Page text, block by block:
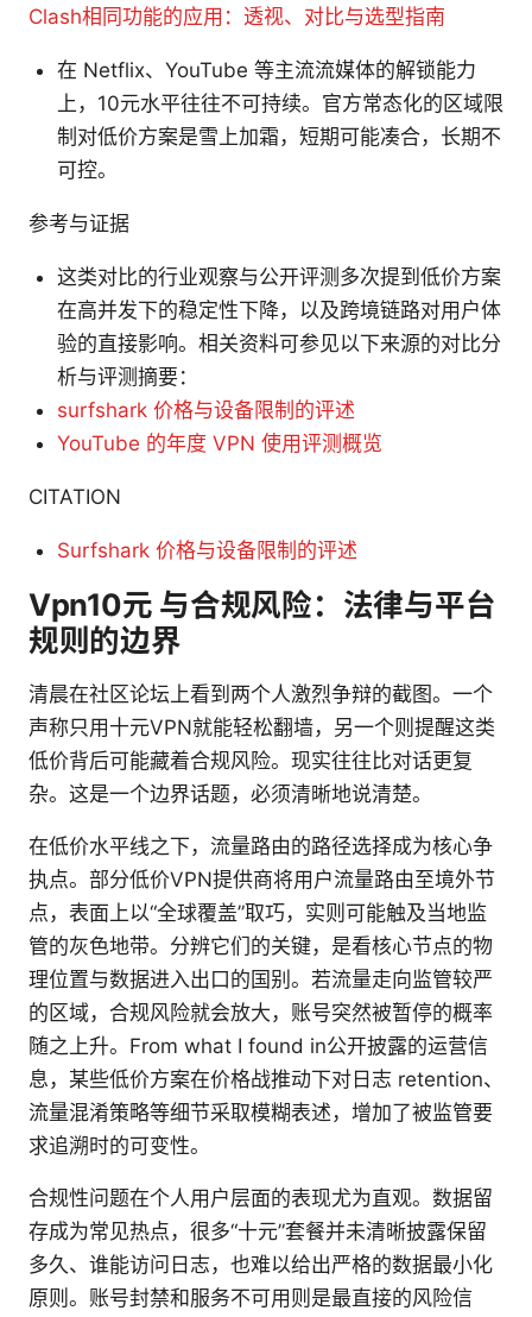
Clash相同功能的应用：透视、对比与选型指南
在 Netflix、YouTube 等主流流媒体的解锁能力
上，10元水平往往不可持续。官方常态化的区域限
制对低价方案是雪上加霜，短期可能凑合，长期不
可控。
参考与证据
这类对比的行业观察与公开评测多次提到低价方案
在高并发下的稳定性下降，以及跨境链路对用户体
验的直接影响。相关资料可参见以下来源的对比分
析与评测摘要：
surfshark 价格与设备限制的评述
YouTube 的年度 VPN 使用评测概览
CITATION
Surfshark 价格与设备限制的评述
Vpn10元 与合规风险：法律与平台
规则的边界
清晨在社区论坛上看到两个人激烈争辩的截图。一个
声称只用十元VPN就能轻松翻墙，另一个则提醒这类
低价背后可能藏着合规风险。现实往往比对话更复
杂。这是一个边界话题，必须清晰地说清楚。
在低价水平线之下，流量路由的路径选择成为核心争
执点。部分低价VPN提供商将用户流量路由至境外节
点，表面上以“全球覆盖”取巧，实则可能触及当地监
管的灰色地带。分辨它们的关键，是看核心节点的物
理位置与数据进入出口的国别。若流量走向监管较严
的区域，合规风险就会放大，账号突然被暂停的概率
随之上升。From what I found in公开披露的运营信
息，某些低价方案在价格战推动下对日志 retention、
流量混淆策略等细节采取模糊表述，增加了被监管要
求追溯时的可变性。
合规性问题在个人用户层面的表现尤为直观。数据留
存成为常见热点，很多“十元”套餐并未清晰披露保留
多久、谁能访问日志，也难以给出严格的数据最小化
原则。账号封禁和服务不可用则是最直接的风险信